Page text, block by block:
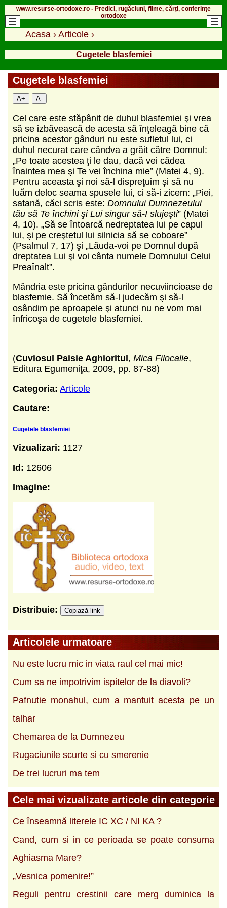
www.resurse-ortodoxe.ro - Predici, rugăciuni, filme, cărți, conferințe
ortodoxe
Acasa › Articole ›
Cugetele blasfemiei
Cugetele blasfemiei
A+ A-
Cel care este stăpânit de duhul blasfemiei şi vrea
să se izbăvească de acesta să înţeleagă bine că
pricina acestor gânduri nu este sufletul lui, ci
duhul necurat care cândva a grăit către Domnul:
„Pe toate acestea ţi le dau, dacă vei cădea
înaintea mea şi Te vei închina mie” (Matei 4, 9).
Pentru aceasta şi noi să-l dispreţuim şi să nu
luăm deloc seama spusele lui, ci să-i zicem: „Piei,
satană, căci scris este: Domnului Dumnezeului
tău să Te închini şi Lui singur să-I slujeşti” (Matei
4, 10). „Să se întoarcă nedreptatea lui pe capul
lui, şi pe creştetul lui silnicia să se coboare”
(Psalmul 7, 17) şi „Lăuda-voi pe Domnul după
dreptatea Lui şi voi cânta numele Domnului Celui
Preaînalt”.
Mândria este pricina gândurilor necuviincioase de
blasfemie. Să încetăm să-l judecăm şi să-l
osândim pe aproapele şi atunci nu ne vom mai
înfricoşa de cugetele blasfemiei.
(Cuviosul Paisie Aghioritul, Mica Filocalie,
Editura Egumeniţa, 2009, pp. 87-88)
Categoria: Articole
Cautare:
Cugetele blasfemiei
Vizualizari: 1127
Id: 12606
Imagine:
Distribuie: Copiază link
Articolele urmatoare
Nu este lucru mic in viata raul cel mai mic!
Cum sa ne impotrivim ispitelor de la diavoli?
Pafnutie monahul, cum a mantuit acesta pe un
talhar
Chemarea de la Dumnezeu
Rugaciunile scurte si cu smerenie
De trei lucruri ma tem
Cele mai vizualizate articole din categorie
Ce înseamnă literele IC XC / NI KA ?
Cand, cum si in ce perioada se poate consuma
Aghiasma Mare?
„Vesnica pomenire!”
Reguli pentru crestinii care merg duminica la